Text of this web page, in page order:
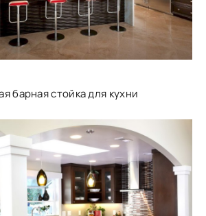
барная стойка для кухни